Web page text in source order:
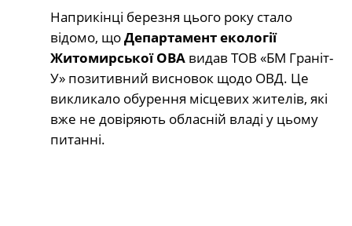
Наприкінці березня цього року стало
відомо, щоДепартамент екології
Житомирської ОВА видав ТОВ «БМ Граніт-
У» позитивний висновок щодо ОВД. Це
викликало обурення місцевих жителів, які
вже не довіряють обласній владі у цьому
питанні.